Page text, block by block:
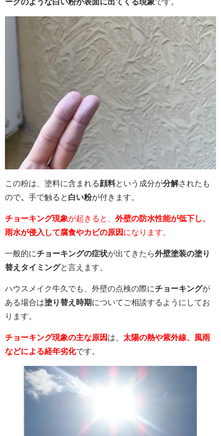
ークのような白い粉が表面に出てくる現象です。
この粉は、塗料に含まれる顔料という成分が分解されたも
ので、 手で触ると 白い粉が付きます。
チョーキング現象が起きると、 外壁の防水性能が低下し、
雨水が侵入して腐食やカビの原因 になります。
一般的にチョーキングの症状が出てきたら外壁塗装の塗り
替えタイミングと言えます。
ハウスメイク牛久でも、外壁の点検の際にチョーキングが
ある場合は塗り替え時期についてご相談するようにしてお
ります。
チョーキング現象の主な原因 は、 太陽の熱や紫外線、風雨
などによる経年劣化です。